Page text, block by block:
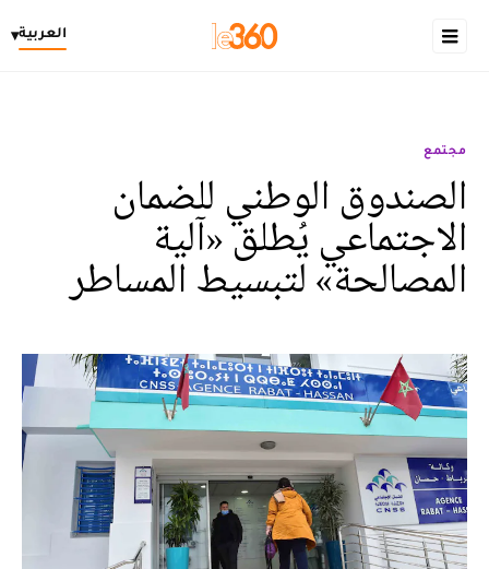
العربية▾
مجتمع
الصندوق الوطني للضمان
الاجتماعي يُطلق «آلية
المصالحة» لتبسيط المساطر